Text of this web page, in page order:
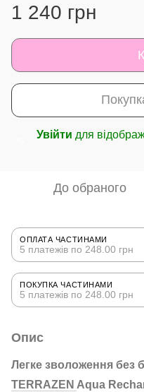
1 240 грн
Увійти для
До обраного
ОПЛАТА ЧАСТИНАМИ
5 платежів по 248.00 грн
ПОКУПКА ЧАСТИНАМИ
5 платежів по 248.00 грн
Опис
Легке зволоження без
TERRAZEN Aqua